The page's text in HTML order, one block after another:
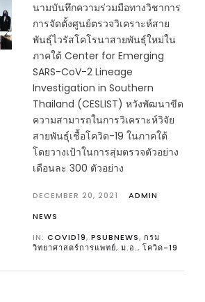
นามบันทึกความร่วมมือทางวิชาการ
การจัดตั้งศูนย์ตรวจวิเคราะห์สาย
พันธุ์ไวรัสโคโรนาสายพันธุ์ใหม่ใน
ภาคใต้ Center for Emerging
SARS-CoV-2 Lineage
Investigation in Southern
Thailand (CESLIST) หวังพัฒนาขีด
ความสามารถในการวิเคราะห์วิจัย
สายพันธุ์เชื้อโควิด-19 ในภาคใต้
โดยวางเป้าในการสุ่มตรวจตัวอย่าง
เดือนละ 300 ตัวอย่าง
DECEMBER 20, 2021
ADMIN
NEWS
IN: COVID19, PSUBNEWS, กรม
วิทยาศาสตร์การแพทย์, ม.อ., โควิด-19